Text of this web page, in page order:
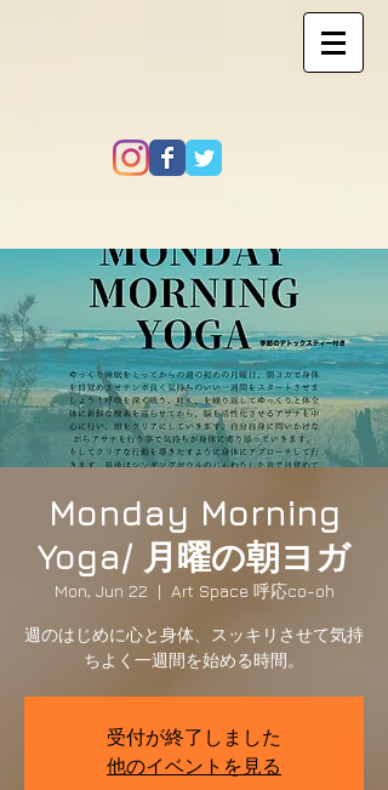
Monday Morning
Yoga/ 月曜の朝ヨガ
Mon, Jun 22
  |
Art Space 呼応co-oh
週のはじめに心と身体、スッキリさせて気持
ちよく一週間を始める時間。
受付が終了しました
他のイベントを見る